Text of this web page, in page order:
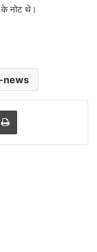
नोट थे।
news
Print